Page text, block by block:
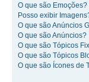
O que são Emoções?
Posso exibir
O que são Anúncios
O que são Anúncios?
O que são Tópicos
O que são Tópicos
O que são Ícones de